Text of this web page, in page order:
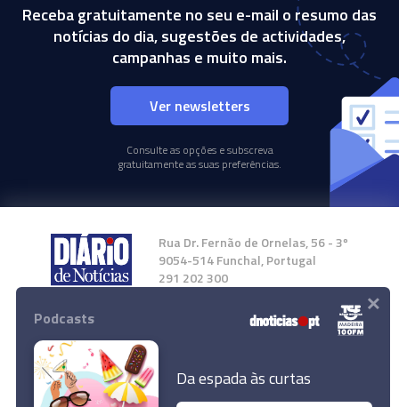
Receba gratuitamente no seu e-mail o resumo das
notícias do dia, sugestões de actividades,
campanhas e muito mais.
Ver newsletters
Consulte as opções e subscreva
gratuitamente as suas preferências.
Rua Dr. Fernão de Ornelas, 56 - 3º
9054-514 Funchal, Portugal
291 202 300
Instale a nossa App
Podcasts
Da espada às curtas
×